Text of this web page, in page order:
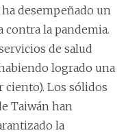
ha desempeñado un
la pandemia.
de salud
logrado una
ciento). Los sólidos
Taiwán han
la